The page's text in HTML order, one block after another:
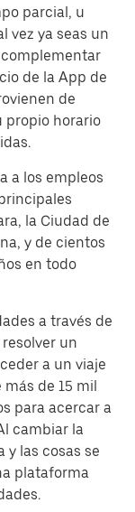
parcial, u
vez ya seas un
de la App de
de
propio horario
a los empleos
la Ciudad de
y de cientos
en todo
a través de
un
a un viaje
de 15 mil
para acercar a
cambiar la
y las cosas se
plataforma